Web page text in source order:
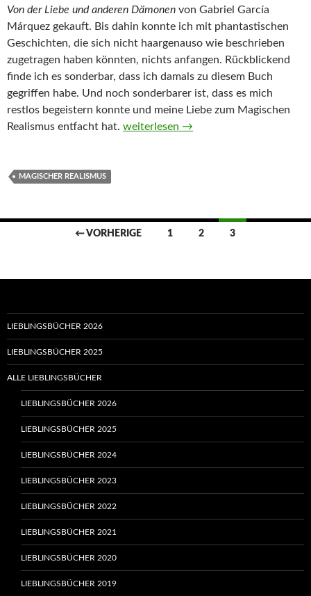
Von der Liebe und anderen Dämonen von Gabriel García
Márquez gekauft. Bis dahin konnte ich mit phantastischen
Geschichten, die sich nicht haargenauso wie beschrieben
zugetragen haben könnten, nichts anfangen. Rückblickend
finde ich es sonderbar, dass ich damals zu diesem Buch
gegriffen habe. Und noch sonderbarer ist, dass es mich
restlos begeistern konnte und meine Liebe zum Magischen
Realismus entfacht hat. Monatsthema „Magischer Realismus“
weiterlesen →
MAGISCHER REALISMUS
Beitragsnavigation
← VORHERIGE 1 2 3
LIEBLINGSBÜCHER 2026
LIEBLINGSBÜCHER 2025
ALLE LIEBLINGSBÜCHER
LIEBLINGSBÜCHER 2026
LIEBLINGSBÜCHER 2025
LIEBLINGSBÜCHER 2024
LIEBLINGSBÜCHER 2023
LIEBLINGSBÜCHER 2022
LIEBLINGSBÜCHER 2021
LIEBLINGSBÜCHER 2020
LIEBLINGSBÜCHER 2019